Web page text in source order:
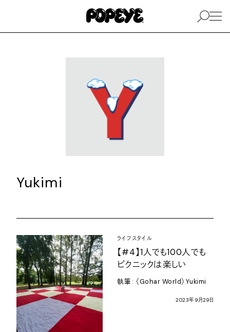
Yukimi
ライフスタイル
【#4】1人でも100人でも
ピクニックは楽しい
執筆 : 〈Gohar World〉 Yukimi
2023年9月29日